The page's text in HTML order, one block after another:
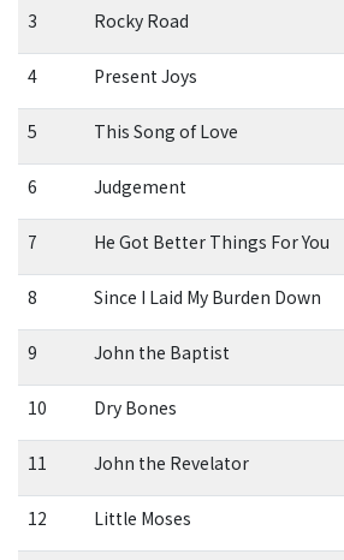
3 Rocky Road
4 Present Joys
5 This Song of Love
6 Judgement
7 He Got Better Things For You
8 Since I Laid My Burden Down
9 John the Baptist
10 Dry Bones
11 John the Revelator
12 Little Moses